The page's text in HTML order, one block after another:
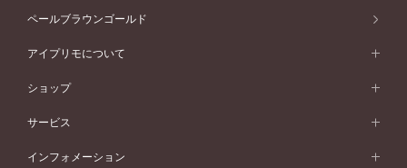
ペールブラウンゴールド
V字ライン
ワンサイドメレ
ダブルサイドメレ
シンプル
フェミニン
モード
50万円台～
40万円台～
30万円台～
婚約指輪 人気ランキング
婚約ネックレス
ダイヤモンドシェイプコレクション
ピンクゴールド
ペールブラウンゴールド
ウェーブライン
V字ライン
ワンメレ
セベラルメレ
シンプル
フェミニン
モード
50万円～
40万円～50万円
ピンクゴールド
ペールブラウンゴールド
ピンクゴールド
ペールブラウンゴールド
アニバーサリージュエリー一覧
ファッションリング
ブレスレット
コンセプトシリーズ
オリジンビリーフ
エトワル
スワハ
ペールブラウンゴールド
アイプリモについて
アイプリモについて
パーソナルハンド診断
デザインへのこだわり
ショップ
店舗一覧
北海道
サービス
プロポーズサポート
インフォメーション